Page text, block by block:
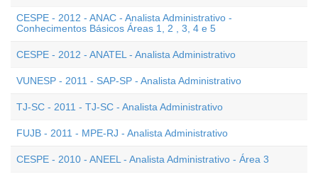
CESPE - 2012 - ANAC - Analista Administrativo -
Conhecimentos Básicos Áreas 1, 2 , 3, 4 e 5
CESPE - 2012 - ANATEL - Analista Administrativo
VUNESP - 2011 - SAP-SP - Analista Administrativo
TJ-SC - 2011 - TJ-SC - Analista Administrativo
FUJB - 2011 - MPE-RJ - Analista Administrativo
CESPE - 2010 - ANEEL - Analista Administrativo - Área 3